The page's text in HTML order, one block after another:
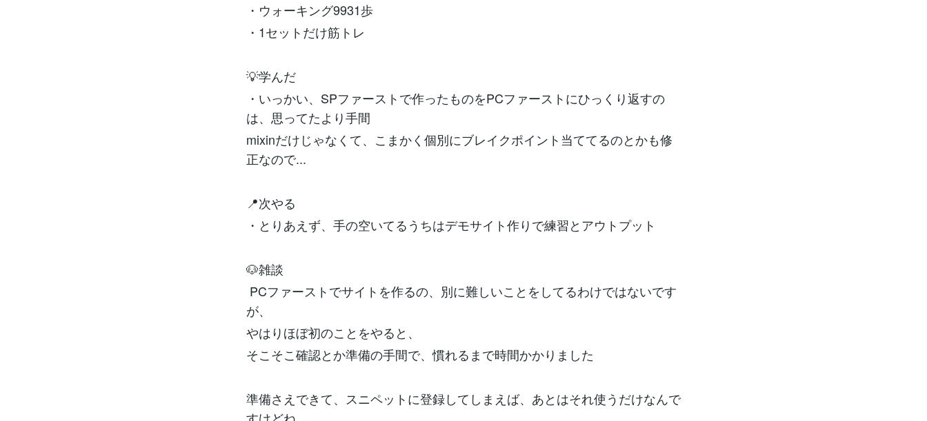
・ウォーキング9931歩
・1セットだけ筋トレ
💡学んだ
・いっかい、SPファーストで作ったものをPCファーストにひっくり返すの
は、思ってたより手間
mixinだけじゃなくて、こまかく個別にブレイクポイント当ててるのとかも修
正なので...
📍次やる
・とりあえず、手の空いてるうちはデモサイト作りで練習とアウトプット
🐶雑談
PCファーストでサイトを作るの、別に難しいことをしてるわけではないです
が、
やはりほぼ初のことをやると、
そこそこ確認とか準備の手間で、慣れるまで時間かかりました
準備さえできて、スニペットに登録してしまえば、あとはそれ使うだけなんで